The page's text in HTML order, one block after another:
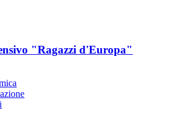
"Ragazzi d'Europa"